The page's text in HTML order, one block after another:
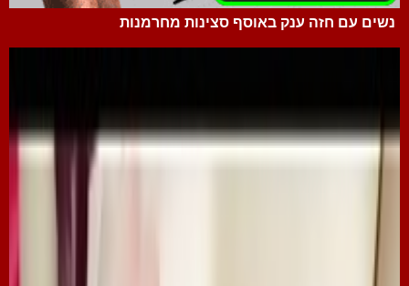
נשים עם חזה ענק באוסף סצינות מחרמנות